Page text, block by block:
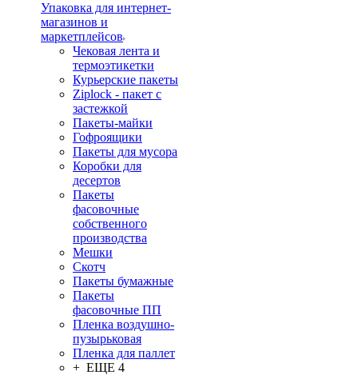
Упаковка для интернет-
магазинов и
маркетплейсов
Чековая лента и
термоэтикетки
Курьерские пакеты
Ziplock - пакет с
застежкой
Пакеты-майки
Гофроящики
Пакеты для мусора
Коробки для
десертов
Пакеты
фасовочные
собственного
производства
Мешки
Скотч
Пакеты бумажные
Пакеты
фасовочные ПП
Пленка воздушно-
пузырьковая
Пленка для паллет
+ ЕЩЕ 4